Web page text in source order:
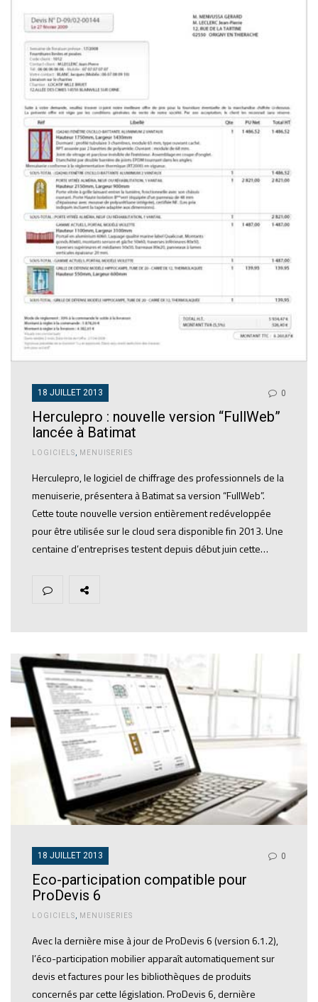
18 JUILLET 2013 0
Herculepro : nouvelle version “FullWeb”
lancée à Batimat
LOGICIELS MENUISERIES
Herculepro, le logiciel de chiffrage des professionnels de la
menuiserie, présentera à Batimat sa version “FullWeb”.
Cette toute nouvelle version entièrement redéveloppée
pour être utilisée sur le cloud sera disponible fin 2013. Une
centaine d’entreprises testent depuis début juin cette…
18 JUILLET 2013 0
Eco-participation compatible pour
ProDevis 6
LOGICIELS MENUISERIES
Avec la dernière mise à jour de ProDevis 6 (version 6.1.2),
l’éco-participation mobilier apparaît automatiquement sur
devis et factures pour les bibliothèques de produits
concernés par cette législation. ProDevis 6, dernière